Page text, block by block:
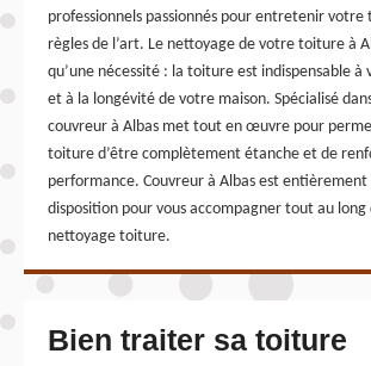
professionnels passionnés pour entretenir votre
règles de l’art. Le nettoyage de votre toiture à
qu’une nécessité : la toiture est indispensable
et à la longévité de votre maison. Spécialisé
couvreur à Albas met tout en œuvre pour
toiture d’être complètement étanche et de
performance. Couvreur à Albas est
disposition pour vous accompagner tout au
nettoyage toiture.
Bien traiter sa toiture